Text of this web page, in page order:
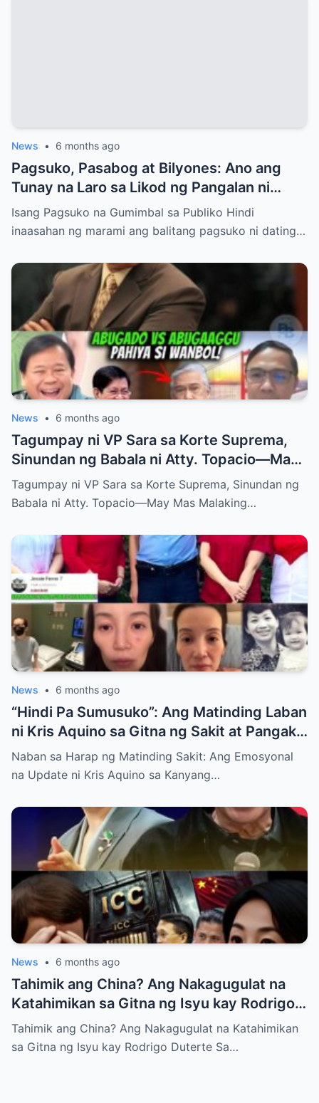
News • 6 months ago
Pagsuko, Pasabog at Bilyones: Ano ang
Tunay na Laro sa Likod ng Pangalan ni
Bong Revilla Jr.?
Isang Pagsuko na Gumimbal sa Publiko Hindi
inaasahan ng marami ang balitang pagsuko ni dating…
News • 6 months ago
Tagumpay ni VP Sara sa Korte Suprema,
Sinundan ng Babala ni Atty. Topacio—May
Mas Malaking Laban Bang Paparating?
Tagumpay ni VP Sara sa Korte Suprema, Sinundan ng
Babala ni Atty. Topacio—May Mas Malaking…
News • 6 months ago
“Hindi Pa Sumusuko”: Ang Matinding Laban
ni Kris Aquino sa Gitna ng Sakit at Pangako
sa mga Anak
Naban sa Harap ng Matinding Sakit: Ang Emosyonal
na Update ni Kris Aquino sa Kanyang…
News • 6 months ago
Tahimik ang China? Ang Nakagugulat na
Katahimikan sa Gitna ng Isyu kay Rodrigo
Duterte
Tahimik ang China? Ang Nakagugulat na Katahimikan
sa Gitna ng Isyu kay Rodrigo Duterte Sa…